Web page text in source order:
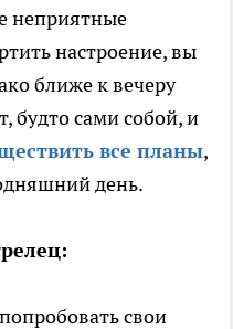
неприятные
настроение, вы
ближе к вечеру
будто сами собой, и
все планы,
день.
свои